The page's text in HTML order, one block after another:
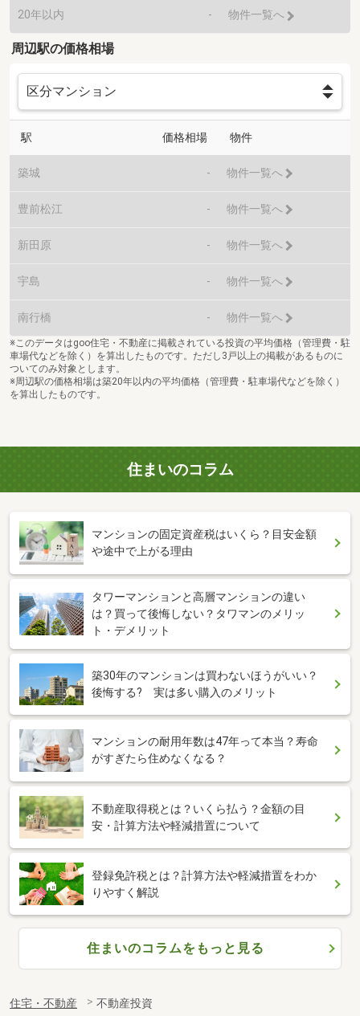
20年以内 - 物件一覧へ
周辺駅の価格相場
駅 価格相場 物件
築城 - 物件一覧へ
豊前松江 - 物件一覧へ
新田原 - 物件一覧へ
宇島 - 物件一覧へ
南行橋 - 物件一覧へ
※このデータはgoo住宅・不動産に掲載されている投資の平均価格（管理費・駐
車場代などを除く）を算出したものです。ただし3戸以上の掲載があるものに
ついてのみ対象とします。
※周辺駅の価格相場は築20年以内の平均価格（管理費・駐車場代などを除く）
を算出したものです。
住まいのコラム
マンションの固定資産税はいくら？目安金額
や途中で上がる理由
タワーマンションと高層マンションの違い
は？買って後悔しない？タワマンのメリッ
ト・デメリット
築30年のマンションは買わないほうがいい？
後悔する? 実は多い購入のメリット
マンションの耐用年数は47年って本当？寿命
がすぎたら住めなくなる？
不動産取得税とは？いくら払う？金額の目
安・計算方法や軽減措置について
登録免許税とは？計算方法や軽減措置をわか
りやすく解説
住まいのコラムをもっと見る
住宅・不動産 不動産投資